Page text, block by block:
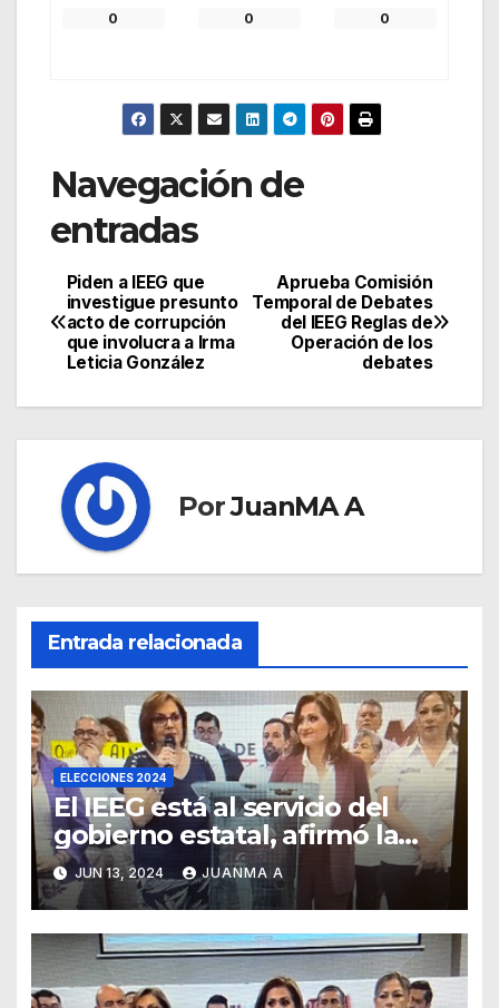
0 0 0
Navegación de
entradas
Aprueba Comisión
Temporal de Debates
del IEEG Reglas de
Operación de los
debates
Piden a IEEG que
investigue presunto
acto de corrupción
que involucra a Irma
Leticia González
PorJuanMA A
Entrada relacionada
ELECCIONES 2024
El IEEG está al servicio del
gobierno estatal, afirmó la
Senadora Malú Micher
JUN 13, 2024 JUANMA A